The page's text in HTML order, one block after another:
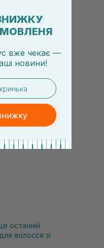
вже чекає —
новини!